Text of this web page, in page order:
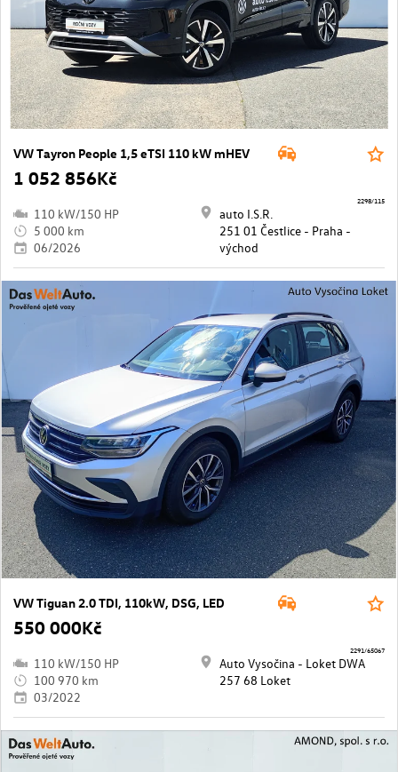
VW Tayron People 1,5 eTSI 110 kW mHEV
1 052 856Kč
110 kW/150 HP
5 000 km
06/2026
auto I.S.R.
251 01 Čestlice - Praha -
východ
2298/115
VW Tiguan 2.0 TDI, 110kW, DSG, LED
550 000Kč
110 kW/150 HP
100 970 km
03/2022
Auto Vysočina - Loket DWA
257 68 Loket
2291/65067